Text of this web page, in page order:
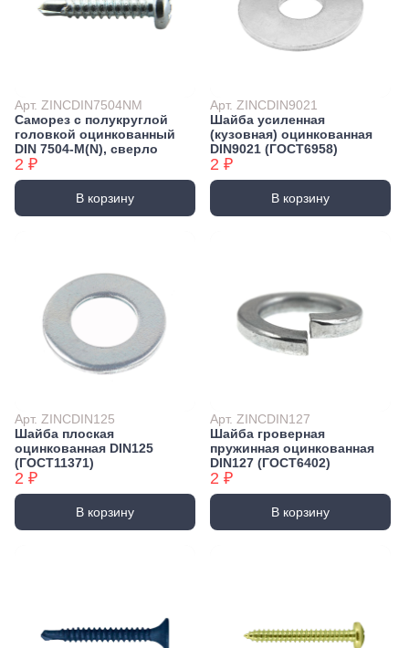
Арт. ZINCDIN7504NM
Саморез с полукруглой
головкой оцинкованный
DIN 7504-М(N), сверло
2 ₽
В корзину
Арт. ZINCDIN9021
Шайба усиленная
(кузовная) оцинкованная
DIN9021 (ГОСТ6958)
2 ₽
В корзину
Арт. ZINCDIN125
Шайба плоская
оцинкованная DIN125
(ГОСТ11371)
2 ₽
В корзину
Арт. ZINCDIN127
Шайба гроверная
пружинная оцинкованная
DIN127 (ГОСТ6402)
2 ₽
В корзину